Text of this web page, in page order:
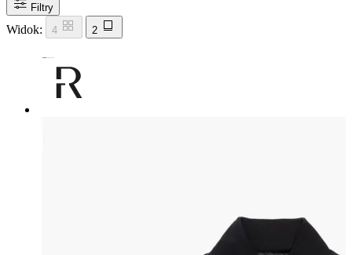
Filtry
Widok: 4 2